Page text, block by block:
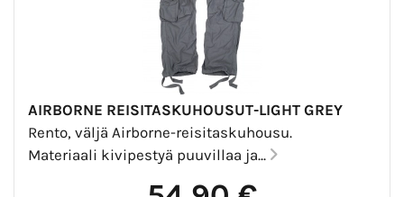
AIRBORNE REISITASKUHOUSUT-LIGHT GREY
Rento, väljä Airborne-reisitaskuhousu.
Materiaali kivipestyä puuvillaa ja...